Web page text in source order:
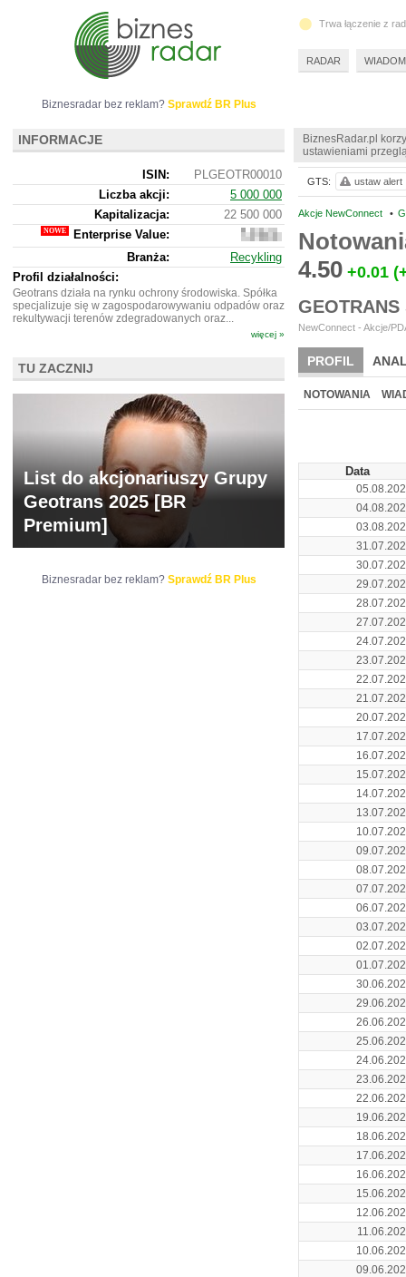
BiznesRadar.pl
ustawieniami
Akcje NewConnect •
4.50 +0.01
NewConnect - Akcje/
PROFIL
BR LAB
NOTOWANIA
Data
GTS: ustaw alert
Biznesradar bez reklam? Sprawdź BR Plus
INFORMACJE
ISIN:
PLGEOTR00010
Liczba akcji:
5 000 000
Kapitalizacja:
22 500 000
Enterprise Value:
18
967
000
Branża:
Recykling
Profil działalności:
Geotrans działa na rynku ochrony środowiska. Spółka
specjalizuje się w zagospodarowywaniu odpadów oraz
rekultywacji terenów zdegradowanych oraz...
więcej »
TU ZACZNIJ
List do akcjonariuszy Grupy
Geotrans 2025 [BR
Premium]
Biznesradar bez reklam? Sprawdź BR Plus
Trwa łączenie z
RADAR